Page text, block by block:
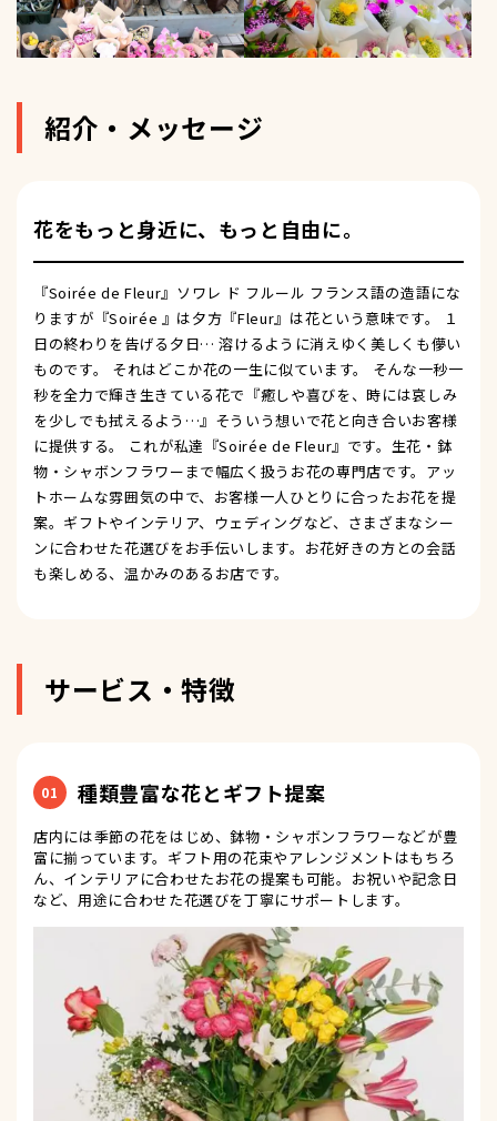
紹介・メッセージ
花をもっと身近に、もっと自由に。
『Soirée de Fleur』ソワレ ド フルール フランス語の造語にな
りますが『Soirée 』は夕方『Fleur』は花という意味です。 １
日の終わりを告げる夕日… 溶けるように消えゆく美しくも儚い
ものです。 それはどこか花の一生に似ています。 そんな一秒一
秒を全力で輝き生きている花で『癒しや喜びを、時には哀しみ
を少しでも拭えるよう…』そういう想いで花と向き合いお客様
に提供する。 これが私達『Soirée de Fleur』です。生花・鉢
物・シャボンフラワーまで幅広く扱うお花の専門店です。アッ
トホームな雰囲気の中で、お客様一人ひとりに合ったお花を提
案。ギフトやインテリア、ウェディングなど、さまざまなシー
ンに合わせた花選びをお手伝いします。お花好きの方との会話
も楽しめる、温かみのあるお店です。
サービス・特徴
01 種類豊富な花とギフト提案
店内には季節の花をはじめ、鉢物・シャボンフラワーなどが豊
富に揃っています。ギフト用の花束やアレンジメントはもちろ
ん、インテリアに合わせたお花の提案も可能。お祝いや記念日
など、用途に合わせた花選びを丁寧にサポートします。